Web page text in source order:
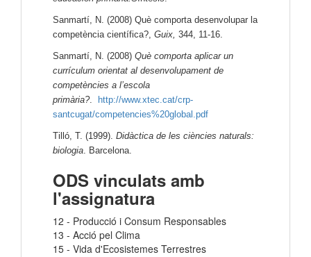
Sanmartí, N. (2008) Què comporta desenvolupar la
competència científica?, Guix, 344, 11-16.
Sanmartí, N. (2008) Què comporta aplicar un
currículum orientat al desenvolupament de
competències a l’escola
primària?.
http://www.xtec.cat/crp-
santcugat/competencies%20global.pdf
Tilló, T. (1999). Didàctica de les ciències naturals:
biologia. Barcelona.
ODS vinculats amb
l'assignatura
12 - Producció i Consum Responsables
13 - Acció pel Clima
15 - Vida d'Ecosistemes Terrestres